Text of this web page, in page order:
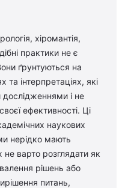
хіромантія,
практики не є
ґрунтуються на
та інтерпретаціях, які
і не
ефективності. Ці
наукових
нерідко мають
варто розглядати як
рішень або
питань,